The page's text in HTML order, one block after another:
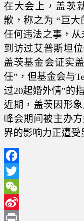
在大会上，盖茨
歉，称之为 “巨大
任何违法之事，
到访过艾普斯坦
盖茨基金会证实
任”，但基金会与
过20起婚外情”的
近期，盖茨因形
峰会期间被主办
界的影响力正遭受
Facebook
Twitter
WeChat
Sina